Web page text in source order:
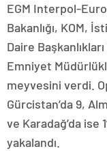
EGM Interpol-
Bakanlığı, KOM,
Daire
Emniyet
meyvesini verdi.
Gürcistan’da 9,
ve Karadağ’da ise
yakalandı.